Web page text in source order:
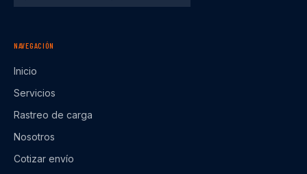
NAVEGACIÓN
Inicio
Servicios
Rastreo de carga
Nosotros
Cotizar envío